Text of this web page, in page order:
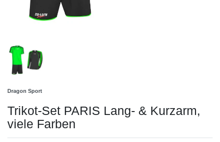
Dragon Sport
Trikot-Set PARIS Lang- & Kurzarm,
viele Farben